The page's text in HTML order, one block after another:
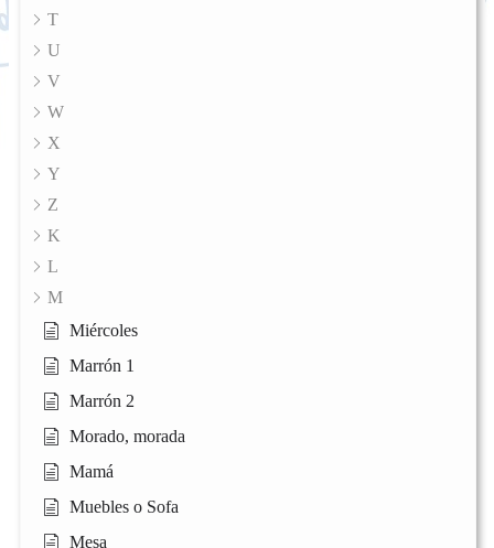
T
U
V
W
X
Y
Z
K
L
M
Miércoles
Marrón 1
Marrón 2
Morado, morada
Mamá
Muebles o Sofa
Mesa